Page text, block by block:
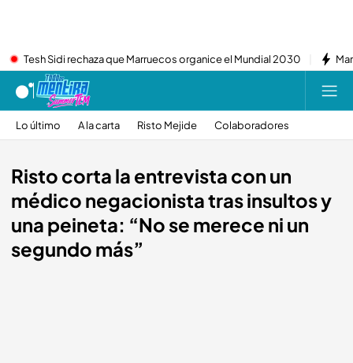
Tesh Sidi rechaza que Marruecos organice el Mundial 2030
Lo último A la carta Risto Mejide Colaboradores
Risto corta la entrevista con un
médico negacionista tras insultos y
una peineta: “No se merece ni un
segundo más”